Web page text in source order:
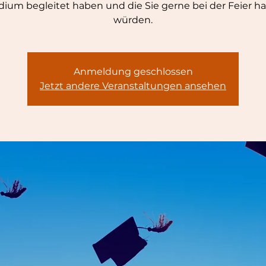
begleitet haben und die Sie gerne bei der Feier
würden.
Anmeldung geschlossen
Jetzt andere Veranstaltungen ansehen